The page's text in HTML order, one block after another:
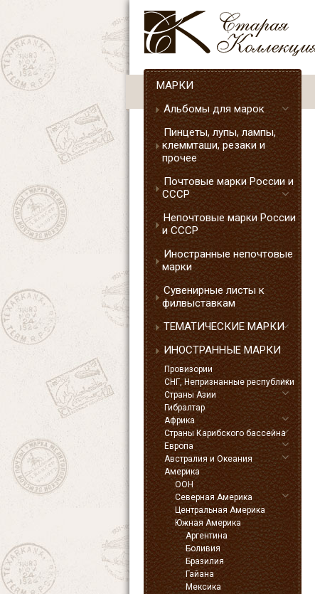
МАРКИ
Альбомы для марок
Пинцеты, лупы, лампы,
клеммташи, резаки и
прочее
Почтовые марки России и
СССР
Непочтовые марки России
и СССР
Иностранные непочтовые
марки
Сувенирные листы к
филвыставкам
ТЕМАТИЧЕСКИЕ МАРКИ
ИНОСТРАННЫЕ МАРКИ
Провизории
СНГ, Непризнанные республики
Страны Азии
Гибралтар
Африка
Страны Карибского бассейна
Европа
Австралия и Океания
Америка
ООН
Северная Америка
Центральная Америка
Южная Америка
Аргентина
Боливия
Бразилия
Гайана
Мексика